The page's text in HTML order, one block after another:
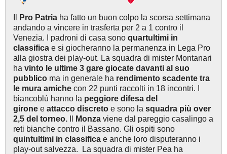
Pro Patria ha fatto un buon colpo la scorsa settimana
andando a vincere in trasferta per 2 a 1 contro il
Venezia. I padroni di casa sono quartultimi in
classifica e si giocheranno la permanenza in Lega Pro
alla giostra dei play-out. La squadra di mister Montanari
ha vinto le ultime 3 gare giocate davanti al suo
pubblico ma in generale ha rendimento scadente tra
le mura amiche con 22 punti raccolti in 18 incontri. I
biancoblù hanno la peggiore difesa del
girone e attacco discreto e sono la squadra più over
2,5 del torneo.
Monza viene dal pareggio casalingo a
reti bianche contro il Bassano. Gli ospiti sono
quintultimi in classifica e anche loro disputeranno i
play-out salvezza. La squadra di mister Pea ha